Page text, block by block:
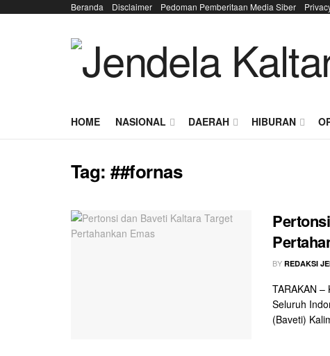
Beranda Disclaimer Pedoman Pemberitaan Media Siber
HOME NASIONAL DAERAH HIBURAN
Tag:##fornas
BY REDAKSI
TARAKAN
Seluruh
(Baveti)